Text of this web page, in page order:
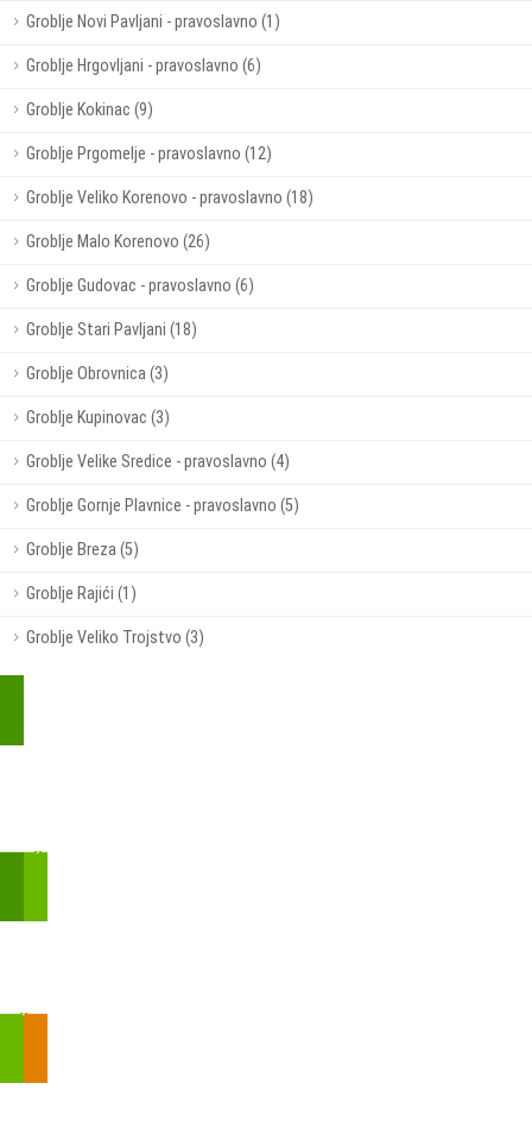
Groblje Novi Pavljani - pravoslavno (1)
Groblje Hrgovljani - pravoslavno (6)
Groblje Kokinac (9)
Groblje Prgomelje - pravoslavno (12)
Groblje Veliko Korenovo - pravoslavno (18)
Groblje Malo Korenovo (26)
Groblje Gudovac - pravoslavno (6)
Groblje Stari Pavljani (18)
Groblje Obrovnica (3)
Groblje Kupinovac (3)
Groblje Velike Sredice - pravoslavno (4)
Groblje Gornje Plavnice - pravoslavno (5)
Groblje Breza (5)
Groblje Rajići (1)
Groblje Veliko Trojstvo (3)